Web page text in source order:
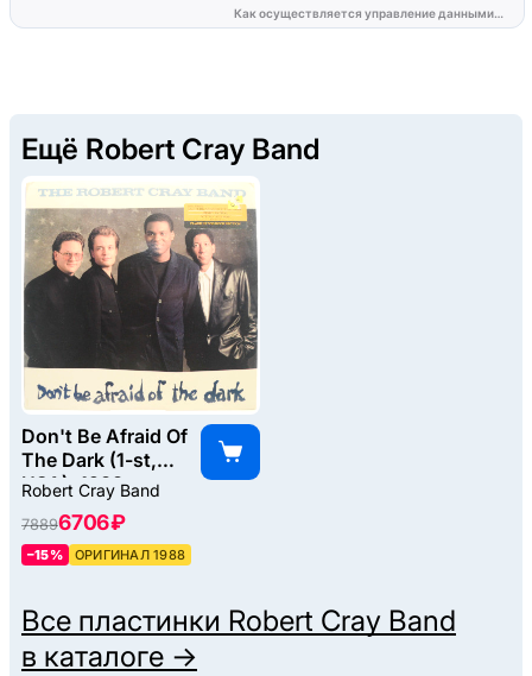
Ещё Robert Cray Band
Don't Be Afraid Of
The Dark (1-st,
USA), 1988
Robert Cray Band
78896706 ₽
–15% ОРИГИНАЛ 1988
Все пластинки Robert Cray Band
в каталоге →